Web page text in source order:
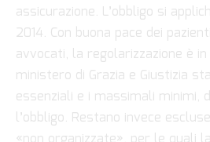
assicurazione. L’obbligo si
2014. Con buona pace dei
avvocati, la regolarizzazione è
ministero di Grazia e Giustizia
essenziali e i massimali minimi,
l’obbligo. Restano invece